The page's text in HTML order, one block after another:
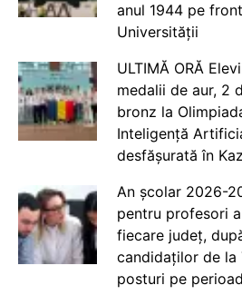
anul 1944 pe
Universității
ULTIMĂ ORĂ
medalii de aur, 2
bronz la
Inteligență
desfășurată în
An școlar 2026-
pentru profesori
fiecare județ,
candidaților de la
posturi pe